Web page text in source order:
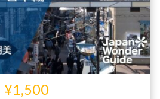
¥1,500